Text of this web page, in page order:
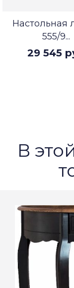
Настольная
555/9...
29 545
В